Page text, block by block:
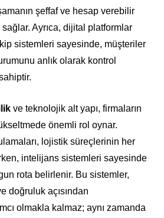
şeffaf ve hesap verebilir
Ayrıca, dijital platformlar
sistemleri sayesinde, müşteriler
anlık olarak kontrol
ve teknolojik alt yapı, firmaların
önemli rol oynar.
lojistik süreçlerinin her
intelijans sistemleri sayesinde
rota belirlenir. Bu sistemler,
doğruluk açısından
olmakla kalmaz; aynı zamanda